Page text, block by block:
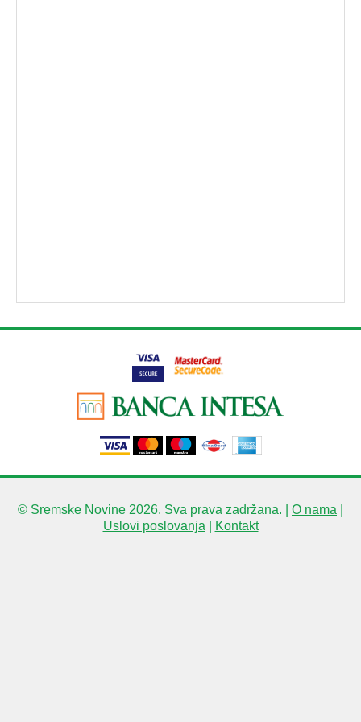
© Sremske Novine 2026. Sva prava zadržana. | O nama
Uslovi poslovanja| Kontakt